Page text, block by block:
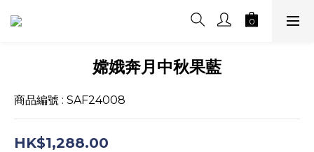
嫦娥奔月中秋果藍
商品編號 : SAF24008
HK$1,288.00